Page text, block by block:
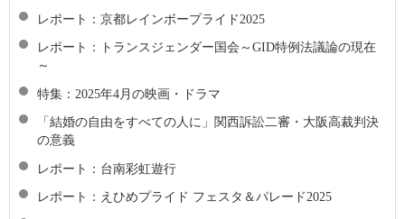
レポート：京都レインボープライド2025
レポート：トランスジェンダー国会～GID特例法議論の現在
～
特集：2025年4月の映画・ドラマ
「結婚の自由をすべての人に」関西訴訟二審・大阪高裁判決
の意義
レポート：台南彩虹遊行
レポート：えひめプライド フェスタ＆パレード2025